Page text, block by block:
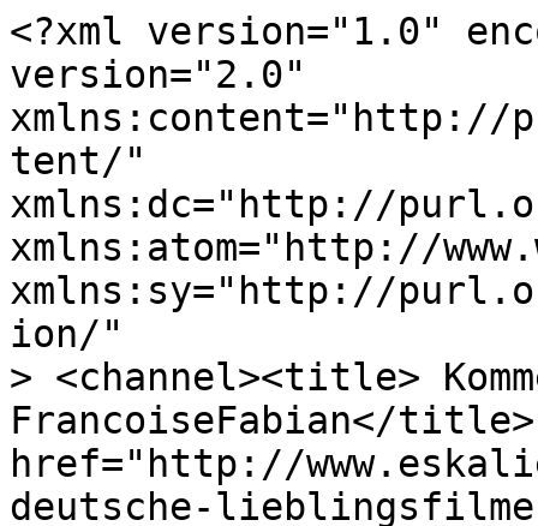
<?xml version="1.0"
version="2.0"
xmlns:content="http://
tent/"
xmlns:dc="http://
xmlns:atom="http://
xmlns:sy="http://
ion/"
> <channel><title>
FrancoiseFabian</
href="http://
deutsche-